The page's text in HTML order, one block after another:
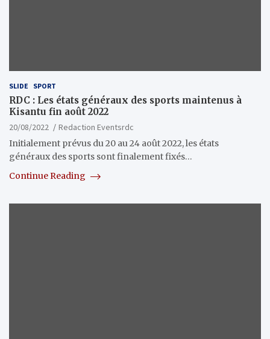
SLIDE SPORT
RDC : Les états généraux des sports maintenus à
Kisantu fin août 2022
20/08/2022
Redaction Eventsrdc
Initialement prévus du 20 au 24 août 2022, les états
généraux des sports sont finalement fixés…
Continue Reading